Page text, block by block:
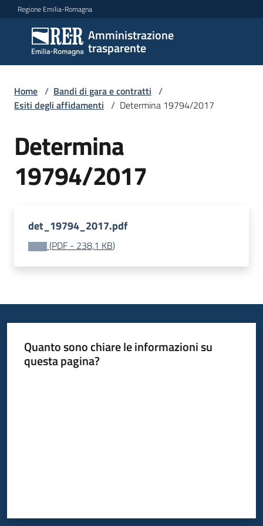
Vai al contenuto
Vai alla navigazione
Vai al footer
Regione Emilia-Romagna
Amministrazione
trasparente
Amministrazione
trasparente
Sottosezioni
Accesso
Home / Bandi di gara e contratti /
Esiti degli affidamenti / Determina 19794/2017
Determina
19794/2017
det_19794_2017.pdf
(PDF - 238,1 KB)
Quanto sono chiare le informazioni su
questa pagina?